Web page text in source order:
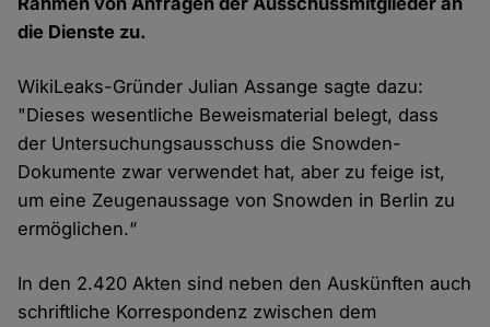
die Dienste zu.
WikiLeaks-Gründer Julian Assange sagte dazu:
"Dieses wesentliche Beweismaterial belegt, dass
der Untersuchungsausschuss die Snowden-
Dokumente zwar verwendet hat, aber zu feige ist,
um eine Zeugenaussage von Snowden in Berlin zu
ermöglichen.“
In den 2.420 Akten sind neben den Auskünften auch
schriftliche Korrespondenz zwischen dem